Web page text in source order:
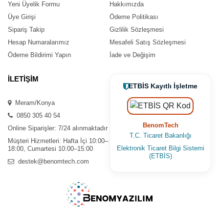
Yeni Üyelik Formu
Üye Girişi
Sipariş Takip
Hesap Numaralarımız
Ödeme Bildirimi Yapın
Hakkımızda
Ödeme Politikası
Gizlilik Sözleşmesi
Mesafeli Satış Sözleşmesi
İade ve Değişim
İLETİŞİM
Meram/Konya
0850 305 40 54
Online Siparişler: 7/24 alınmaktadır
Müşteri Hizmetleri: Hafta İçi 10:00–
18:00, Cumartesi 10:00–15:00
destek@benomtech.com
ETBİS Kayıtlı İşletme
BenomTech
T.C. Ticaret Bakanlığı
Elektronik Ticaret Bilgi Sistemi
(ETBİS)